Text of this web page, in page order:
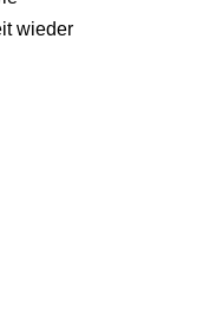
wieder